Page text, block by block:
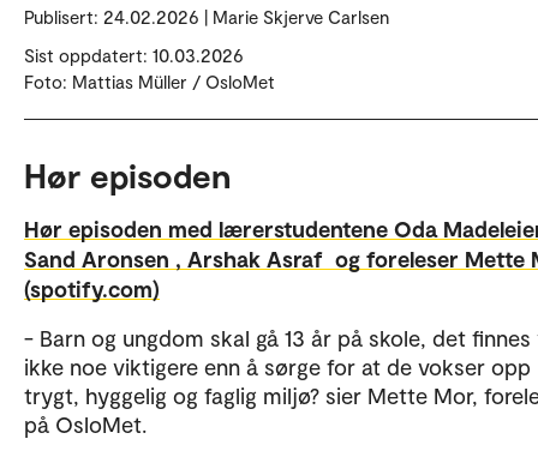
Publisert: 24.02.2026 | Marie Skjerve Carlsen
Sist oppdatert: 10.03.2026
Foto: Mattias Müller / OsloMet
Hør episoden
Hør episoden med lærerstudentene Oda
Sand Aronsen , Arshak Asraf og foreleser Mette
(spotify.com)
- Barn og ungdom skal gå 13 år på skole, det finnes
ikke noe viktigere enn å sørge for at de vokser opp
trygt, hyggelig og faglig miljø? sier Mette Mor,
på OsloMet.